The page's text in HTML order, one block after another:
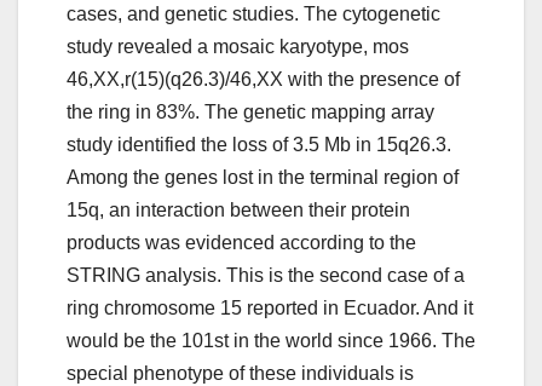
cases, and genetic studies. The cytogenetic
study revealed a mosaic karyotype, mos
46,XX,r(15)(q26.3)/46,XX with the presence of
the ring in 83%. The genetic mapping array
study identified the loss of 3.5 Mb in 15q26.3.
Among the genes lost in the terminal region of
15q, an interaction between their protein
products was evidenced according to the
STRING analysis. This is the second case of a
ring chromosome 15 reported in Ecuador. And it
would be the 101st in the world since 1966. The
special phenotype of these individuals is